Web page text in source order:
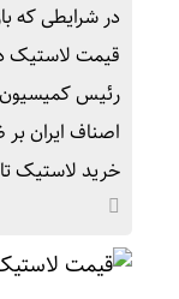
در شرایطی که
قیمت لاستیک
رئیس
اصناف ایران
خرید لاستیک